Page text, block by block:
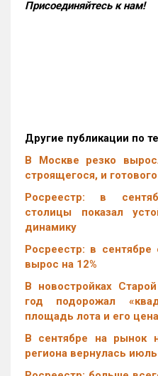
Присоединяйтесь к нам!
Другие публикации по
В Москве резко
строящегося, и готового
Росреестр: в
столицы показал
динамику
Росреестр: в
вырос на 12%
В новостройках
год подорожал
площадь лота и его цена
В сентябре на рынок
региона вернулась